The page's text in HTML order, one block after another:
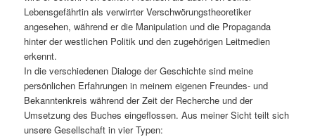
Lebensgefährtin als verwirrter Verschwörungstheoretiker
angesehen, während er die Manipulation und die Propaganda
hinter der westlichen Politik und den zugehörigen Leitmedien
erkennt.
In die verschiedenen Dialoge der Geschichte sind meine
persönlichen Erfahrungen in meinem eigenen Freundes- und
Bekanntenkreis während der Zeit der Recherche und der
Umsetzung des Buches eingeflossen. Aus meiner Sicht teilt sich
unsere Gesellschaft in vier Typen: